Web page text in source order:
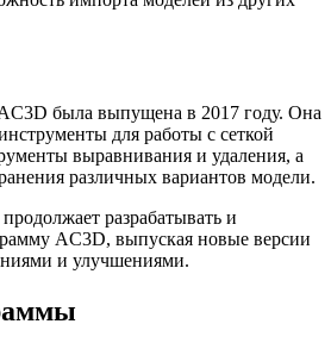
была выпущена в 2017 году. Она
для работы с сеткой
выравнивания и удаления, а
различных вариантов модели.
разрабатывать и
AC3D, выпуская новые версии
и улучшениями.